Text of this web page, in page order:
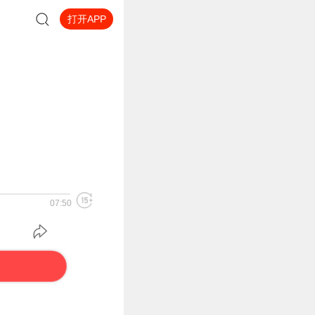
打开APP
07:50